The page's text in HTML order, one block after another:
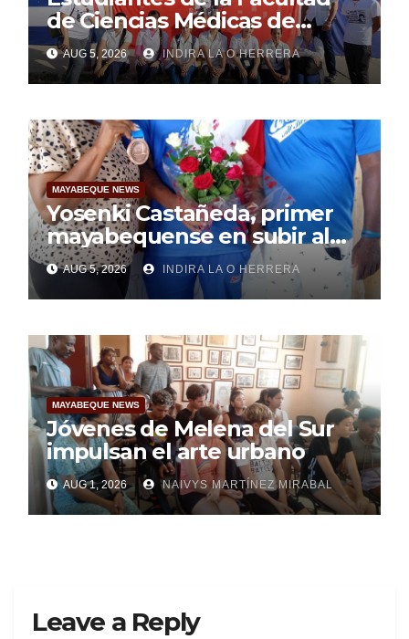
de Ciencias Médicas de
Mayabeque realizan
pesquisa
AUG 5, 2026 INDIRA LA O HERRERA
MAYABEQUE NEWS
Yosenki Castañeda, primer
mayabequense en subir al
podio centroamericano
AUG 5, 2026 INDIRA LA O HERRERA
MAYABEQUE NEWS
Jóvenes de Melena del Sur
impulsan el arte urbano
AUG 1, 2026 NAIVYS MARTÍNEZ MIRABAL
Leave a Reply